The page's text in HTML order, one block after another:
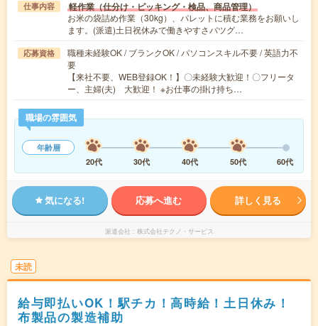
仕事内容 軽作業（仕分け・ピッキング・検品、商品管理）
お米の袋詰め作業（30kg）、パレットに積む業務をお願いし
ます。(派遣)土日祝休みで働きやすさバツグ…
応募資格
職種未経験OK / ブランクOK / パソコンスキル不要 / 英語力不
要
【来社不要、WEB登録OK！】〇未経験大歓迎！〇フリータ
ー、主婦(夫) 大歓迎！ ※お仕事の掛け持ち…
職場の雰囲気
年齢層
20代
30代 40代 50代 60代
気になる! 応募へ進む 詳しく見る
派遣会社 株式会社テクノ・サービス
未読
給与即払いOK！駅チカ！高時給！土日休み！
布製品の製造補助